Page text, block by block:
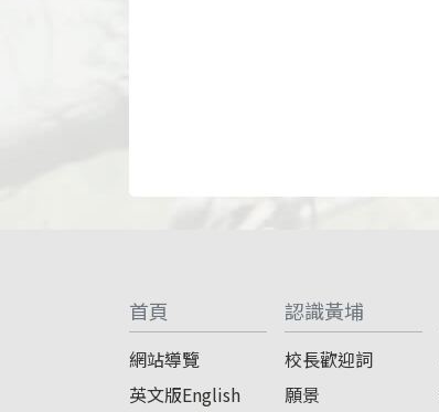
首頁
網站導覽
英文版English
認識黃埔
校長歡迎詞
願景